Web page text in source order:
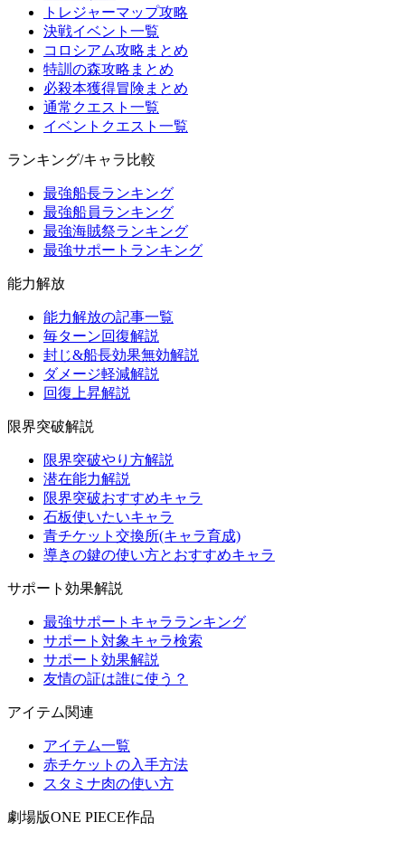
トレジャーマップ攻略
決戦イベント一覧
コロシアム攻略まとめ
特訓の森攻略まとめ
必殺本獲得冒険まとめ
通常クエスト一覧
イベントクエスト一覧
ランキング/キャラ比較
最強船長ランキング
最強船員ランキング
最強海賊祭ランキング
最強サポートランキング
能力解放
能力解放の記事一覧
毎ターン回復解説
封じ&船長効果無効解説
ダメージ軽減解説
回復上昇解説
限界突破解説
限界突破やり方解説
潜在能力解説
限界突破おすすめキャラ
石板使いたいキャラ
青チケット交換所(キャラ育成)
導きの鍵の使い方とおすすめキャラ
サポート効果解説
最強サポートキャラランキング
サポート対象キャラ検索
サポート効果解説
友情の証は誰に使う？
アイテム関連
アイテム一覧
赤チケットの入手方法
スタミナ肉の使い方
劇場版ONE PIECE作品